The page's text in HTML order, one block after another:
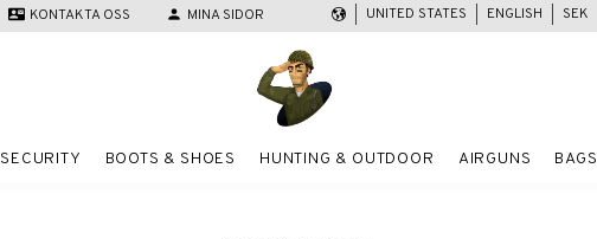
contact_mail KONTAKTA OSS person MINA SIDOR UNITED STATES ENGLISH SEK
SECURITY BOOTS & SHOES HUNTING & OUTDOOR AIRGUNS BAGS